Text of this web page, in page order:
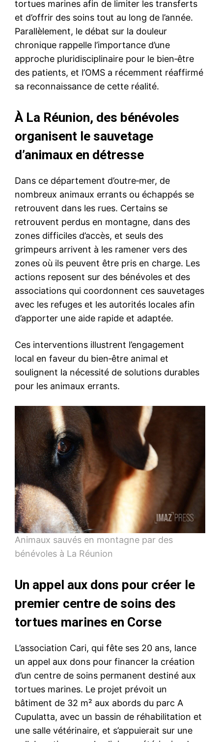
tortues marines afin de limiter les transferts
et d’offrir des soins tout au long de l’année.
Parallèlement, le débat sur la douleur
chronique rappelle l’importance d’une
approche pluridisciplinaire pour le bien‑être
des patients, et l’OMS a récemment réaffirmé
sa reconnaissance de cette réalité.
À La Réunion, des bénévoles
organisent le sauvetage
d’animaux en détresse
Dans ce département d’outre‑mer, de
nombreux animaux errants ou échappés se
retrouvent dans les rues. Certains se
retrouvent perdus en montagne, dans des
zones difficiles d’accès, et seuls des
grimpeurs arrivent à les ramener vers des
zones où ils peuvent être pris en charge. Les
actions reposent sur des bénévoles et des
associations qui coordonnent ces sauvetages
avec les refuges et les autorités locales afin
d’apporter une aide rapide et adaptée.
Ces interventions illustrent l’engagement
local en faveur du bien‑être animal et
soulignent la nécessité de solutions durables
pour les animaux errants.
Animaux sauvés en montagne par des
bénévoles à La Réunion
Un appel aux dons pour créer le
premier centre de soins des
tortues marines en Corse
L’association Cari, qui fête ses 20 ans, lance
un appel aux dons pour financer la création
d’un centre de soins permanent destiné aux
tortues marines. Le projet prévoit un
bâtiment de 32 m² aux abords du parc A
Cupulatta, avec un bassin de réhabilitation et
une salle vétérinaire, et s’appuierait sur une